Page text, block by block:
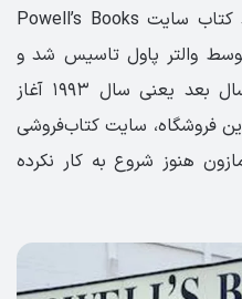
یکی از بهترین سایت های خرید کتاب سایت Powell’s Books
۱۹۷۱ میلادی توسط والتر پاول تاسیس شد و
فروش اینترنتی خود را از یک سال بعد یعنی سال ۱۹۹۳ آغاز
فروشگاه، سایت کتاب‌فروشی
هنوز شروع به کار نکرده